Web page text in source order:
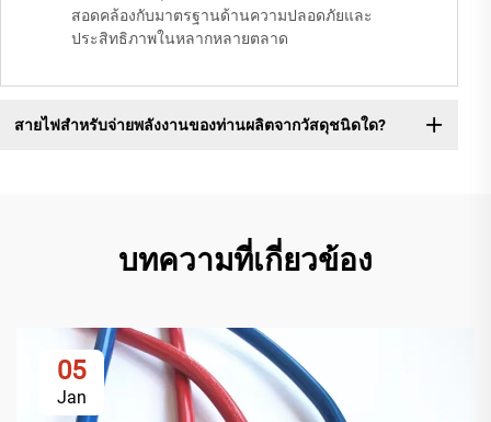
สอดคล้องกับมาตรฐานด้านความปลอดภัยและ
ประสิทธิภาพในหลากหลายตลาด
สายไฟสำหรับจ่ายพลังงานของท่านผลิตจากวัสดุชนิดใด?
บทความที่เกี่ยวข้อง
05
Jan